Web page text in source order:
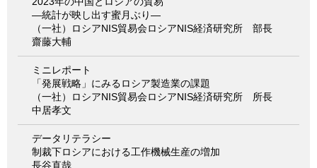
―統計が映し出す蜜月ぶり―
（一社）ロシアNIS貿易会ロシアNIS経済研究所 部長
齋藤大輔
ミニレポート
「発展戦略」にみるロシア製造業の課題
（一社）ロシアNIS貿易会ロシアNIS経済研究所 所長
中居孝文
データリテラシー
制裁下ロシアにおける工作機械生産の増加
長谷直哉